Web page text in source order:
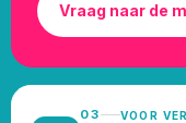
Vraag naar de
03 VOOR